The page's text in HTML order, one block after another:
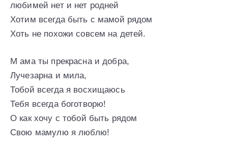
любимей нет и нет родней
Хотим всегда быть с мамой рядом
Хоть не похожи совсем на детей.
М ама ты прекрасна и добра,
Лучезарна и мила,
Тобой всегда я восхищаюсь
Тебя всегда боготворю!
О как хочу с тобой быть рядом
Свою мамулю я люблю!